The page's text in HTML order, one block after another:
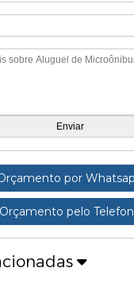
por
Orçamento pelo